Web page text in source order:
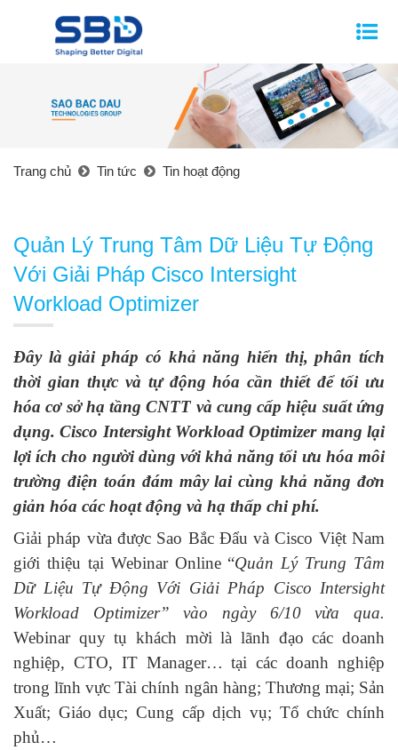
Trang chủ Tin tức Tin hoạt động
Quản Lý Trung Tâm Dữ Liệu Tự Động
Với Giải Pháp Cisco Intersight
Workload Optimizer
Đây là giải pháp có khả năng hiển thị, phân tích
thời gian thực và tự động hóa cần thiết để tối ưu
hóa cơ sở hạ tầng CNTT và cung cấp hiệu suất ứng
dụng. Cisco Intersight Workload Optimizer mang lại
lợi ích cho người dùng với khả năng tối ưu hóa môi
trường điện toán đám mây lai cùng khả năng đơn
giản hóa các hoạt động và hạ thấp chi phí.
Giải pháp vừa được Sao Bắc Đẩu và Cisco Việt Nam
giới thiệu tại Webinar Online “Quản Lý Trung Tâm
Dữ Liệu Tự Động Với Giải Pháp Cisco Intersight
Workload Optimizer” vào ngày 6/10 vừa qua.
Webinar quy tụ khách mời là lãnh đạo các doanh
nghiệp, CTO, IT Manager… tại các doanh nghiệp
trong lĩnh vực Tài chính ngân hàng; Thương mại; Sản
Xuất; Giáo dục; Cung cấp dịch vụ; Tổ chức chính
phủ…